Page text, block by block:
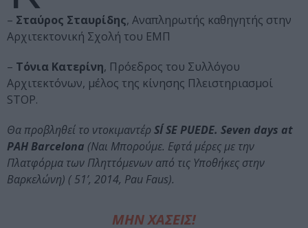
– Σταύρος Σταυρίδης, Αναπληρωτής καθηγητής στην
Αρχιτεκτονική Σχολή του ΕΜΠ
– Τόνια Κατερίνη, Πρόεδρος του Συλλόγου
Αρχιτεκτόνων, μέλος της κίνησης Πλειστηριασμοί
STOP.
Θα προβληθεί το ντοκιμαντέρ SÍ SE PUEDE. Seven days at
PAH Barcelona (Ναι Μπορούμε. Εφτά μέρες με την
Πλατφόρμα των Πληττόμενων από τις Υποθήκες στην
Βαρκελώνη) ( 51’, 2014, Pau Faus).
ΜΗΝ ΧΑΣΕΙΣ!